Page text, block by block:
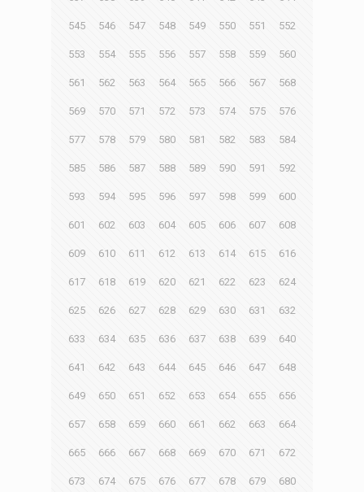
545 546 547 548 549 550 551 552
553 554 555 556 557 558 559 560
561 562 563 564 565 566 567 568
569 570 571 572 573 574 575 576
577 578 579 580 581 582 583 584
585 586 587 588 589 590 591 592
593 594 595 596 597 598 599 600
601 602 603 604 605 606 607 608
609 610 611 612 613 614 615 616
617 618 619 620 621 622 623 624
625 626 627 628 629 630 631 632
633 634 635 636 637 638 639 640
641 642 643 644 645 646 647 648
649 650 651 652 653 654 655 656
657 658 659 660 661 662 663 664
665 666 667 668 669 670 671 672
673 674 675 676 677 678 679 680